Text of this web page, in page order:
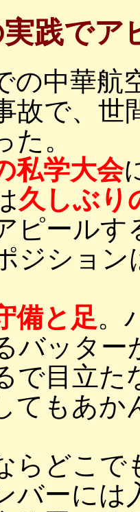
践でア
の中華航
故で、世
。
私学大会
久しぶり
ピール
ジション
備と足。
バッタ
で目立た
てもあ
らどこで
バーには